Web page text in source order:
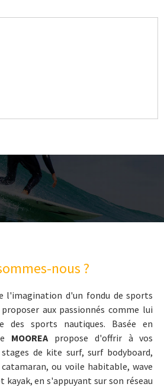
nous ?
l'imagination d'un fondu de sports
aux passionnés comme lui
des sports nautiques. Basée en
MOOREA propose d'offrir à vos
de kite surf, surf bodyboard,
ou voile habitable, wave
kayak, en s'appuyant sur son réseau